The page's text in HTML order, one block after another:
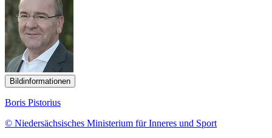
Bildinformationen
Boris Pistorius
© Niedersächsisches Ministerium für Inneres und Sport